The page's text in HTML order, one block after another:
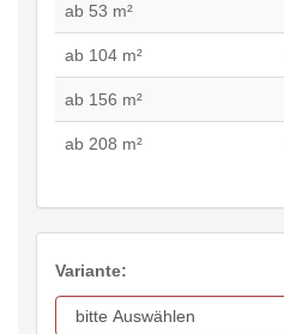
ab 53 m²
ab 104 m²
ab 156 m²
ab 208 m²
Variante: